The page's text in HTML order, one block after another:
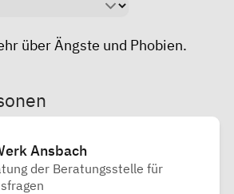
über Ängste und Phobien.
Ansbach
der Beratungsstelle für